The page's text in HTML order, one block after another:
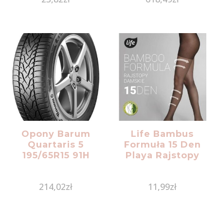
Opony Barum
Quartaris 5
195/65R15 91H
214,02zł
Life Bambus
Formuła 15 Den
Playa Rajstopy
11,99zł